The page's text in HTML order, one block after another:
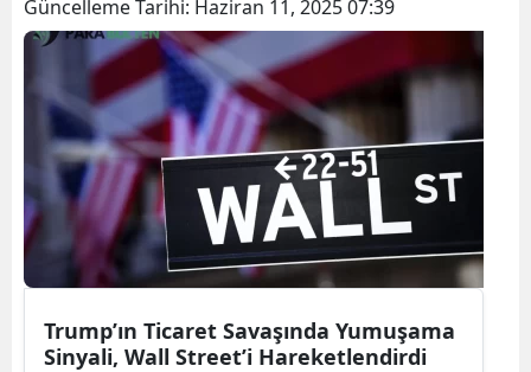
Güncelleme Tarihi: Haziran 11, 2025 07:39
Trump’ın Ticaret Savaşında Yumuşama
Sinyali, Wall Street’i Hareketlendirdi